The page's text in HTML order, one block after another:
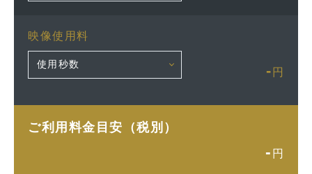
映像使用料
- 円
ご利用料金目安（税別）
- 円